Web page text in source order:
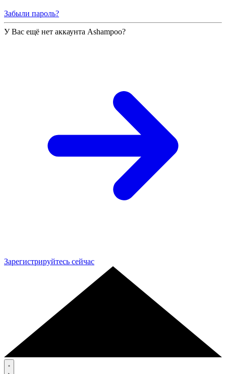
Забыли пароль?
У Вас ещё нет аккаунта Ashampoo?
Зарегистрируйтесь сейчас